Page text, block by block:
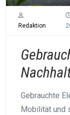
Redaktion
Gebrauchte
Mobilität und